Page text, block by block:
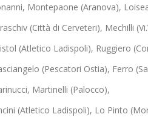
Montepaone (Aranova),
(Città di Cerveteri), Mechilli
(Atletico Ladispoli), Ruggiero
(Pescatori Ostia), Ferro
Martinelli (Palocco),
(Atletico Ladispoli), Lo Pinto